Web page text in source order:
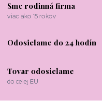
Sme rodinná firma
viac ako 15 rokov
Odosielame do 24 hodín
Tovar odosielame
do celej EU